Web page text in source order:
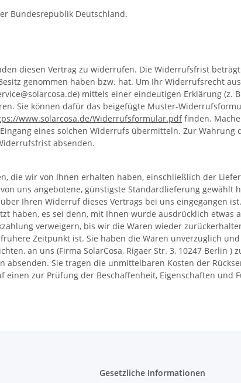
Bundesrepublik Deutschland.
diesen Vertrag zu widerrufen. Die Widerrufsfrist
genommen haben bzw. hat. Um Ihr Widerrufsrecht
mittels einer eindeutigen Erklärung
Sie können dafür das beigefügte Muster-
www.solarcosa.de/Widerrufsformular.pdffinden.
eines solchen Widerrufs übermitteln. Zur Wahrung
absenden.
die wir von Ihnen erhalten haben, einschließlich der
uns angebotene, günstigste Standardlieferung gewählt
Ihren Widerruf dieses Vertrags bei uns eingegangen
haben, es sei denn, mit Ihnen wurde ausdrücklich etwas
verweigern, bis wir die Waren wieder
Zeitpunkt ist. Sie haben die Waren unverzüglich
an uns (Firma SolarCosa, Rigaer Str. 3, 10247 Berlin
absenden. Sie tragen die unmittelbaren Kosten der
zur Prüfung der Beschaffenheit, Eigenschaften und
Gesetzliche Informationen